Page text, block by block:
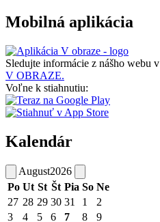
Mobilná aplikácia
Sledujte informácie z nášho webu v
V OBRAZE.
Voľne k stiahnutiu:
Kalendár
August2026
Po Ut St Št Pia So Ne
27 28 29 30 31 1
2
3
4 5 6 7 8 9